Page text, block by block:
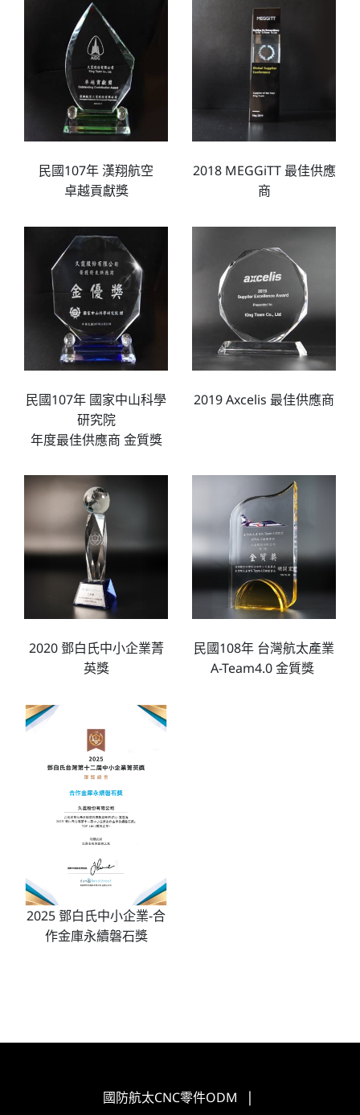
民國107年 漢翔航空
卓越貢獻獎
2018 MEGGiTT 最佳供應
商
民國107年 國家中山科學
研究院
年度最佳供應商 金質獎
2019 Axcelis 最佳供應商
2020 鄧白氏中小企業菁
英獎
民國108年 台灣航太產業
A-Team4.0 金質獎
2025 鄧白氏中小企業-合
作金庫永續磐石獎
國防航太CNC零件ODM